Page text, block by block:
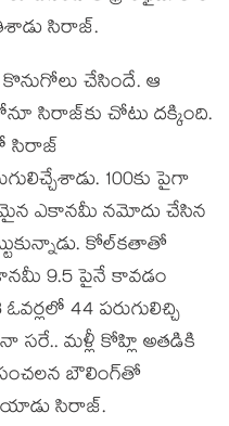
సిరాజ్.
చేసిందే. ఆ
సిరాజ్‌కు చోటు దక్కింది.
సిరాజ్
100కు పైగా
ఎకానమీ నమోదు చేసిన
కోల్‌కతాతో
9.5 పైనే కావడం
44 పరుగులిచ్చి
మళ్లీ కోహ్లి అతడికి
బౌలింగ్‌తో
సిరాజ్.